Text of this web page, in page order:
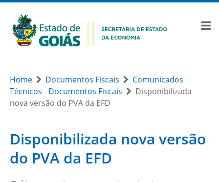
Home Documentos Fiscais
Comunicados
Técnicos - Documentos Fiscais
Disponibilizada
nova versão do PVA da EFD
Disponibilizada nova versão
do PVA da EFD